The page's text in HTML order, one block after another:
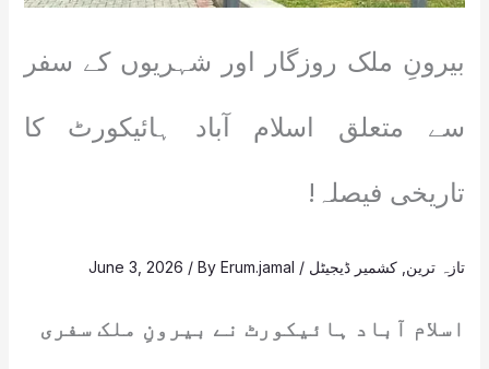
بیرونِ ملک روزگار اور شہریوں کے سفر
سے متعلق اسلام آباد ہائیکورٹ کا
تاریخی فیصلہ!
تازہ ترین کشمیر ڈیجیٹل /
June 3, 2026 / ByErum.jamal
اسلام آباد ہائیکورٹ نے بیرونِ ملک سفری